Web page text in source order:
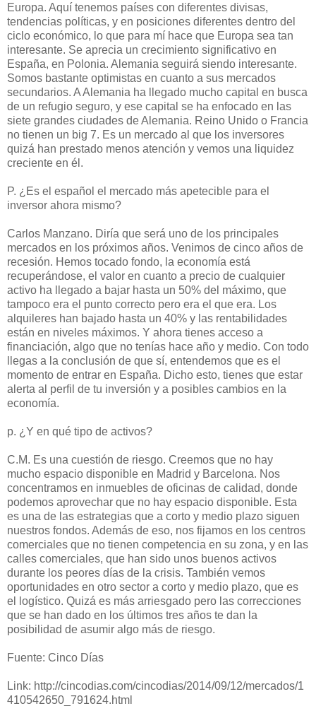
Europa. Aquí tenemos países con diferentes divisas,
tendencias políticas, y en posiciones diferentes dentro del
ciclo económico, lo que para mí hace que Europa sea tan
interesante. Se aprecia un crecimiento significativo en
España, en Polonia. Alemania seguirá siendo interesante.
Somos bastante optimistas en cuanto a sus mercados
secundarios. A Alemania ha llegado mucho capital en busca
de un refugio seguro, y ese capital se ha enfocado en las
siete grandes ciudades de Alemania. Reino Unido o Francia
no tienen un big 7. Es un mercado al que los inversores
quizá han prestado menos atención y vemos una liquidez
creciente en él.
P. ¿Es el español el mercado más apetecible para el
inversor ahora mismo?
Carlos Manzano. Diría que será uno de los principales
mercados en los próximos años. Venimos de cinco años de
recesión. Hemos tocado fondo, la economía está
recuperándose, el valor en cuanto a precio de cualquier
activo ha llegado a bajar hasta un 50% del máximo, que
tampoco era el punto correcto pero era el que era. Los
alquileres han bajado hasta un 40% y las rentabilidades
están en niveles máximos. Y ahora tienes acceso a
financiación, algo que no tenías hace año y medio. Con todo
llegas a la conclusión de que sí, entendemos que es el
momento de entrar en España. Dicho esto, tienes que estar
alerta al perfil de tu inversión y a posibles cambios en la
economía.
p. ¿Y en qué tipo de activos?
C.M. Es una cuestión de riesgo. Creemos que no hay
mucho espacio disponible en Madrid y Barcelona. Nos
concentramos en inmuebles de oficinas de calidad, donde
podemos aprovechar que no hay espacio disponible. Esta
es una de las estrategias que a corto y medio plazo siguen
nuestros fondos. Además de eso, nos fijamos en los centros
comerciales que no tienen competencia en su zona, y en las
calles comerciales, que han sido unos buenos activos
durante los peores días de la crisis. También vemos
oportunidades en otro sector a corto y medio plazo, que es
el logístico. Quizá es más arriesgado pero las correcciones
que se han dado en los últimos tres años te dan la
posibilidad de asumir algo más de riesgo.
Fuente: Cinco Días
Link: http://cincodias.com/cincodias/2014/09/12/mercados/1
410542650_791624.html